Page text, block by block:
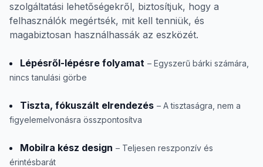
szolgáltatási lehetőségekről, biztosítjuk, hogy a
felhasználók megértsék, mit kell tenniük, és
magabiztosan használhassák az eszközét.
Lépésről-lépésre folyamat – Egyszerű bárki számára,
nincs tanulási görbe
Tiszta, fókuszált elrendezés – A tisztaságra, nem a
figyelemelvonásra összpontosítva
Mobilra kész design – Teljesen reszponzív és
érintésbarát